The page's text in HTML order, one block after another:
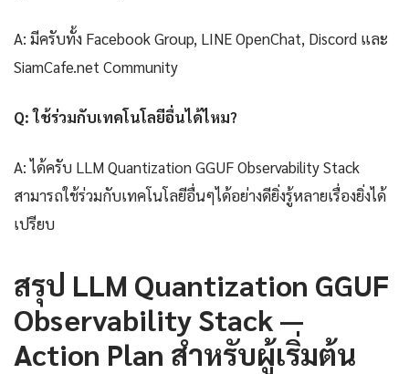
A: มีครับทั้ง Facebook Group, LINE OpenChat, Discord และ
SiamCafe.net Community
Q: ใช้ร่วมกับเทคโนโลยีอื่นได้ไหม?
A: ได้ครับ LLM Quantization GGUF Observability Stack
สามารถใช้ร่วมกับเทคโนโลยีอื่นๆได้อย่างดียิ่งรู้หลายเรื่องยิ่งได้
เปรียบ
สรุป LLM Quantization GGUF
Observability Stack —
Action Plan สำหรับผู้เริ่มต้น